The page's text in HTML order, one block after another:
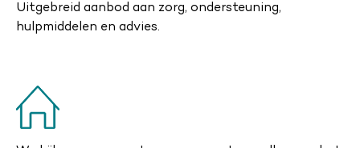
Uitgebreid aanbod aan zorg, ondersteuning,
hulpmiddelen en advies.